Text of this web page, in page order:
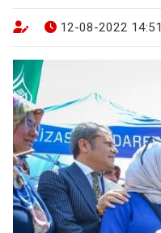
12-08-2022 14:51